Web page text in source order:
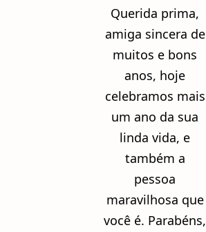
Querida prima,
amiga sincera de
muitos e bons
anos, hoje
celebramos mais
um ano da sua
linda vida, e
também a
pessoa
maravilhosa que
você é. Parabéns,